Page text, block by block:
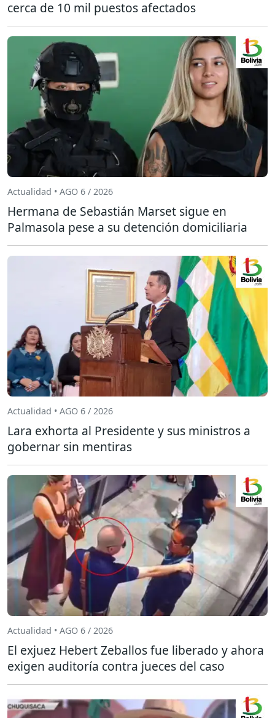
cerca de 10 mil puestos afectados
Actualidad • AGO 6 / 2026
Hermana de Sebastián Marset sigue en
Palmasola pese a su detención domiciliaria
Actualidad • AGO 6 / 2026
Lara exhorta al Presidente y sus ministros a
gobernar sin mentiras
Actualidad • AGO 6 / 2026
El exjuez Hebert Zeballos fue liberado y ahora
exigen auditoría contra jueces del caso